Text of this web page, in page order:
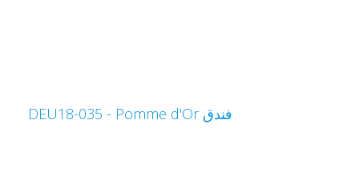
فندق Pomme d'Or‏ - DEU18-035